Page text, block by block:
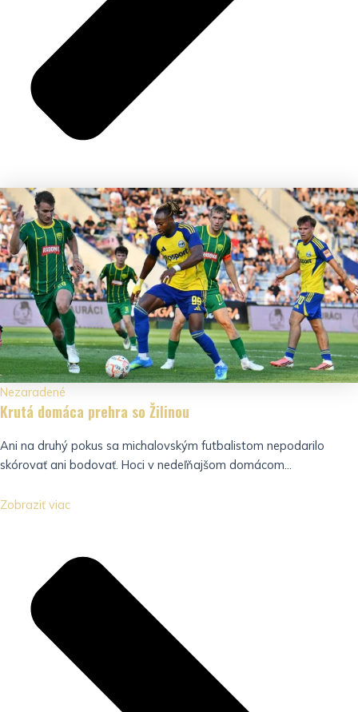
Nezaradené
Krutá domáca prehra so Žilinou
Ani na druhý pokus sa michalovským futbalistom nepodarilo
skórovať ani bodovať. Hoci v nedeľňajšom domácom...
Zobraziť viac